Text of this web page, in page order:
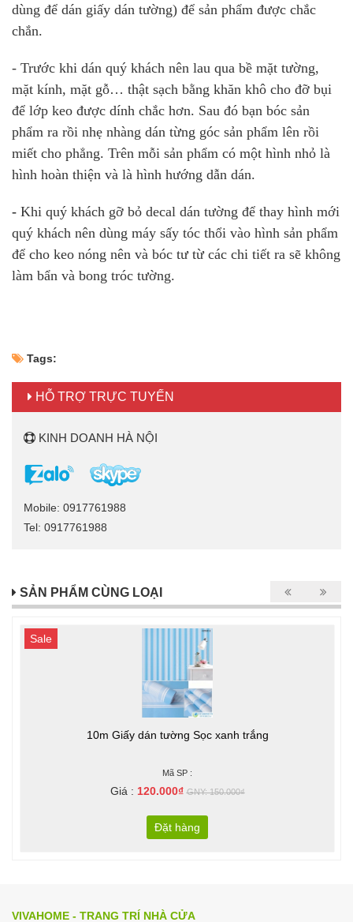
dùng để dán giấy dán tường) để sản phẩm được chắc
chắn.
- Trước khi dán quý khách nên lau qua bề mặt tường,
mặt kính, mặt gỗ… thật sạch bằng khăn khô cho đỡ bụi
để lớp keo được dính chắc hơn. Sau đó bạn bóc sản
phẩm ra rồi nhẹ nhàng dán từng góc sản phẩm lên rồi
miết cho phẳng. Trên mỗi sản phẩm có một hình nhỏ là
hình hoàn thiện và là hình hướng dẫn dán.
- Khi quý khách gỡ bỏ decal dán tường để thay hình mới
quý khách nên dùng máy sấy tóc thổi vào hình sản phẩm
để cho keo nóng nên và bóc tư từ các chi tiết ra sẽ không
làm bẩn và bong tróc tường.
Tags:
HỖ TRỢ TRỰC TUYẾN
KINH DOANH HÀ NỘI
Mobile: 0917761988
Tel: 0917761988
SẢN PHẨM CÙNG LOẠI
Sale
10m Giấy dán tường Sọc xanh trắng
Mã SP :
Giá : 120.000₫GNY: 150.000₫
Đặt hàng
VIVAHOME - TRANG TRÍ NHÀ CỬA